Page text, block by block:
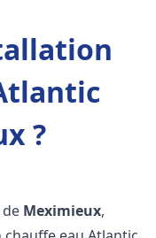
?
Meximieux,